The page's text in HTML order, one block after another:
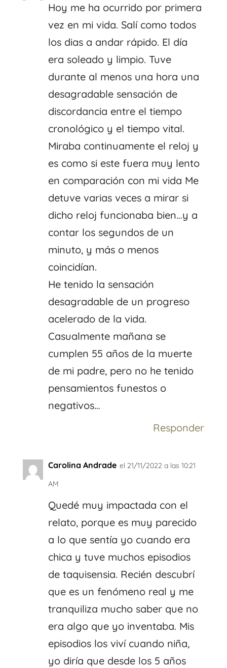
Hoy me ha ocurrido por primera
vez en mi vida. Salí como todos
los dias a andar rápido. El día
era soleado y limpio. Tuve
durante al menos una hora una
desagradable sensación de
discordancia entre el tiempo
cronológico y el tiempo vital.
Miraba continuamente el reloj y
es como si este fuera muy lento
en comparación con mi vida Me
detuve varias veces a mirar si
dicho reloj funcionaba bien…y a
contar los segundos de un
minuto, y más o menos
coincidían.
He tenido la sensación
desagradable de un progreso
acelerado de la vida.
Casualmente mañana se
cumplen 55 años de la muerte
de mi padre, pero no he tenido
pensamientos funestos o
negativos…
Responder
Carolina Andrade el 21/11/2022 a las 10:21
AM
Quedé muy impactada con el
relato, porque es muy parecido
a lo que sentía yo cuando era
chica y tuve muchos episodios
de taquisensia. Recién descubrí
que es un fenómeno real y me
tranquiliza mucho saber que no
era algo que yo inventaba. Mis
episodios los viví cuando niña,
yo diría que desde los 5 años